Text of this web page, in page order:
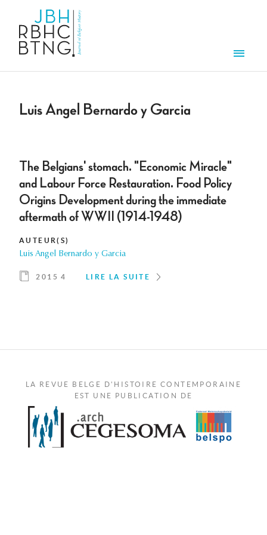
Luis Angel Bernardo y Garcia
The Belgians' stomach. "Economic Miracle"
and Labour Force Restauration. Food Policy
Origins Development during the immediate
aftermath of WWII (1914-1948)
AUTEUR(S)
Luis Angel Bernardo y Garcia
2015 4 LIRE LA SUITE
LA REVUE BELGE D'HISTOIRE CONTEMPORAINE
EST UNE PUBLICATION DE